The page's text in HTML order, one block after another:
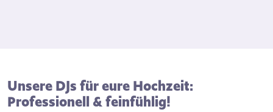
Unsere DJs für eure Hochzeit:
Professionell & feinfühlig!